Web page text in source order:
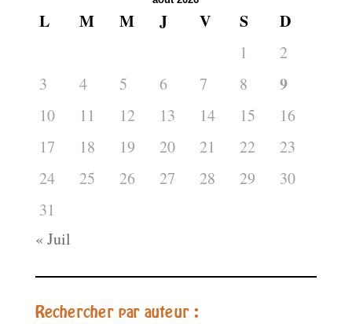
L M M J V S D
1
2
3
4 5 6 7 8 9
10 11 12 13 14 15
16
17
18 19 20 21 22
23
24
25 26 27 28 29
30
31
« Juil
Rechercher par auteur :